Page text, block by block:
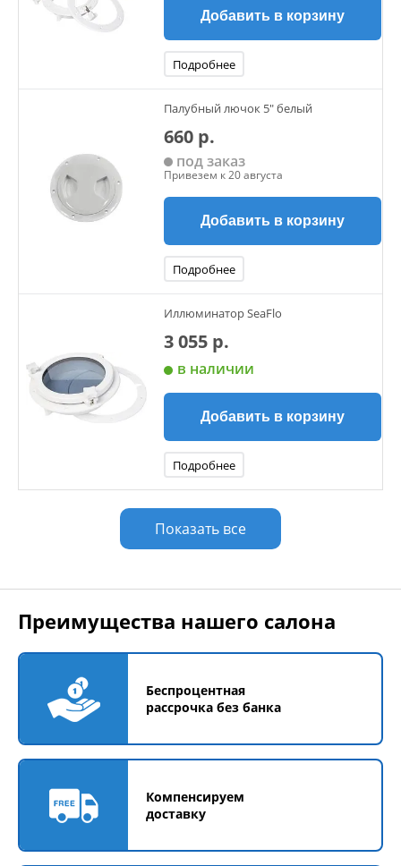
Добавить в корзину
Подробнее
Палубный лючок 5" белый
660 р.
под заказ
Привезем к 20 августа
Добавить в корзину
Подробнее
Иллюминатор SeaFlo
3 055 р.
в наличии
Добавить в корзину
Подробнее
Показать все
Преимущества нашего салона
Беспроцентная
рассрочка без банка
Компенсируем
доставку